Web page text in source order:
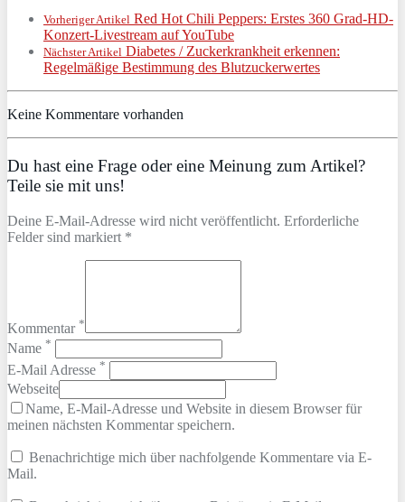
Vorheriger Artikel Red Hot Chili Peppers: Erstes 360 Grad-HD-
Konzert-Livestream auf YouTube
Nächster Artikel Diabetes / Zuckerkrankheit erkennen:
Regelmäßige Bestimmung des Blutzuckerwertes
Keine Kommentare vorhanden
Du hast eine Frage oder eine Meinung zum Artikel?
Teile sie mit uns!
Deine E-Mail-Adresse wird nicht veröffentlicht. Erforderliche
Felder sind markiert *
Kommentar *
Name *
E-Mail Adresse *
Webseite
Name, E-Mail-Adresse und Website in diesem Browser für
meinen nächsten Kommentar speichern.
Benachrichtige mich über nachfolgende Kommentare via E-
Mail.